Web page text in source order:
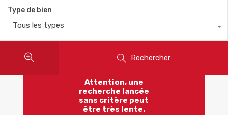
Type de bien
Tous les types
Rechercher
Attention, une
recherche lancée
sans critère peut
être très lente.